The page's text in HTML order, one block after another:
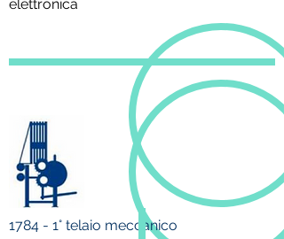
elettronica
1784 - 1° telaio meccanico